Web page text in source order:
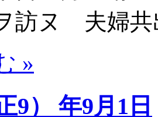
訪ヌ 夫婦共
»
9） 年9月1日